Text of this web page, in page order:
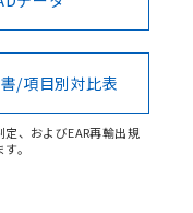
/項目別対比表
、およびEAR再輸出規
。